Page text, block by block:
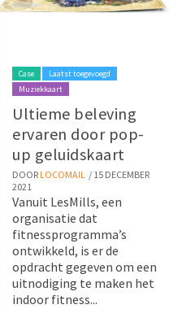
Case
Laatst toegevoegd
Muziekkaart
Ultieme beleving
ervaren door pop-
up geluidskaart
DOOR LOCOMAIL / 15 DECEMBER
2021
Vanuit LesMills, een
organisatie dat
fitnessprogramma’s
ontwikkeld, is er de
opdracht gegeven om een
uitnodiging te maken het
indoor fitness...